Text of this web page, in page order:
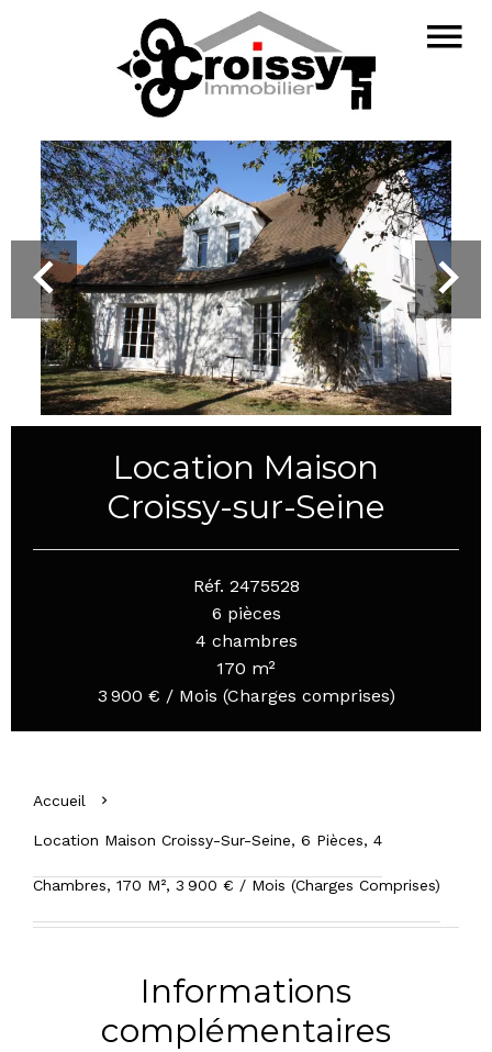
Location Maison
Croissy-sur-Seine
Réf. 2475528
6 pièces
4 chambres
170 m²
3 900 € / Mois (Charges comprises)
Accueil
Location Maison Croissy-Sur-Seine, 6 Pièces, 4
Chambres, 170 M², 3 900 € / Mois (Charges Comprises)
Informations
complémentaires